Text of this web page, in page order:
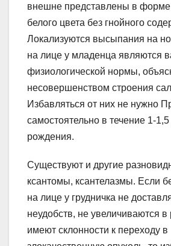
внешне представлены в
белого цвета без гнойного
Локализуются высыпания на
на лице у младенца являются
физиологической нормы,
несовершенством строения
Избавляться от них не нужно
самостоятельно в течение 1-
рождения.
Существуют и другие
ксантомы, ксантелазмы. Если
на лице у грудничка не
неудобств, не увеличиваются
имеют склонности к переходу в